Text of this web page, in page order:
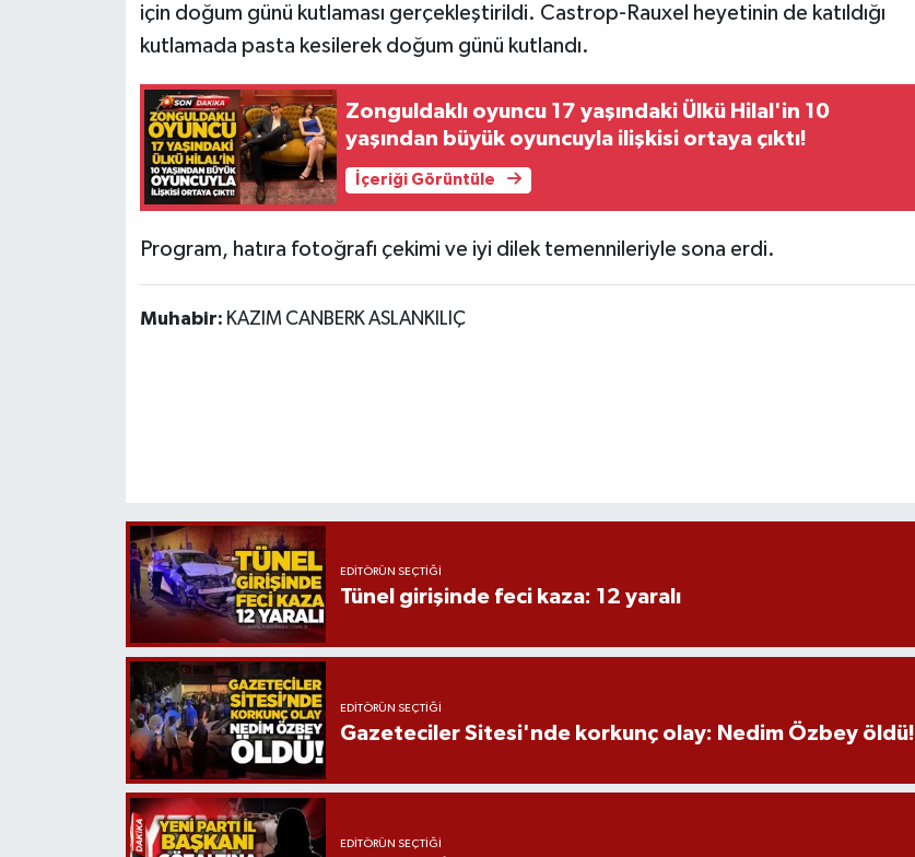
için doğum günü kutlaması gerçekleştirildi. Castrop-Rauxel heyetinin de katıldığı
kutlamada pasta kesilerek doğum günü kutlandı.
Zonguldaklı oyuncu 17 yaşındaki Ülkü Hilal'in 10
yaşından büyük oyuncuyla ilişkisi ortaya çıktı!
İçeriği Görüntüle
Program, hatıra fotoğrafı çekimi ve iyi dilek temennileriyle sona erdi.
Muhabir: KAZIM CANBERK ASLANKILIÇ
EDITÖRÜN SEÇTIĞI
Tünel girişinde feci kaza: 12 yaralı
EDITÖRÜN SEÇTIĞI
Gazeteciler Sitesi'nde korkunç olay: Nedim Özbey öldü!
EDITÖRÜN SEÇTIĞI